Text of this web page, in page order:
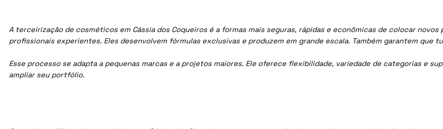
A terceirização de cosméticos em Cássia dos Coqueiros é a formas mais seguras, rápidas e econômicas de colocar
profissionais experientes. Eles desenvolvem fórmulas exclusivas e produzem em grande escala. Também garantem que
Esse processo se adapta a pequenas marcas e a projetos maiores. Ele oferece flexibilidade, variedade de categorias e
ampliar seu portfólio.